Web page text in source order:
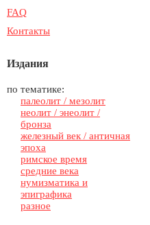
FAQ
Контакты
Издания
по тематике:
палеолит / мезолит
неолит / энеолит /
бронза
железный век / античная
эпоха
римское время
средние века
нумизматика и
эпиграфика
разное